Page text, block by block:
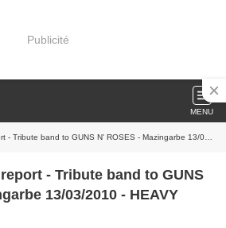
Publicité
MENU
to GUNS N' ROSES - Mazingarbe 13/03/2010 - HEAVY SOUND SYSTEM
- Tribute band to GUNS
13/03/2010 - HEAVY